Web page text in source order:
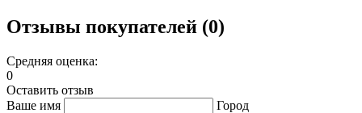
Отзывы покупателей (0)
Средняя оценка:
0
Оставить отзыв
Ваше имя
Город